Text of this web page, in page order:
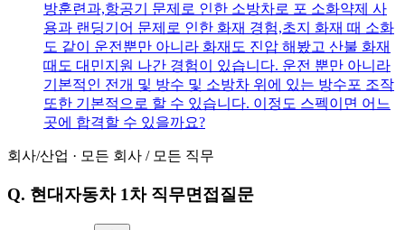
방훈련과,항공기 문제로 인한 소방차로 포 소화약제 사
용과 랜딩기어 문제로 인한 화재 경험,초지 화재 때 소화
도 같이 운전뿐만 아니라 화재도 진압 해봤고 산불 화재
때도 대민지원 나간 경험이 있습니다. 운전 뿐만 아니라
기본적인 전개 및 방수 및 소방차 위에 있는 방수포 조작
또한 기본적으로 할 수 있습니다. 이정도 스펙이면 어느
곳에 합격할 수 있을까요?
회사/산업 · 모든 회사 / 모든 직무
Q. 현대자동차 1차 직무면접질문